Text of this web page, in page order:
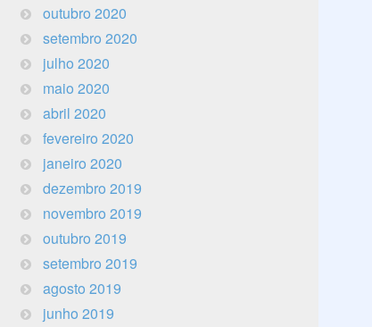
outubro 2020
setembro 2020
julho 2020
maio 2020
abril 2020
fevereiro 2020
janeiro 2020
dezembro 2019
novembro 2019
outubro 2019
setembro 2019
agosto 2019
junho 2019